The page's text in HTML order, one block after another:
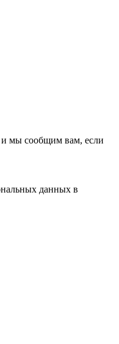
и мы сообщим вам, если
данных в